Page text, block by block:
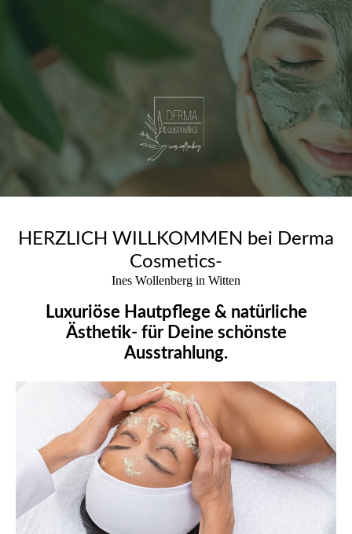
HERZLICH WILLKOMMEN bei Derma
Cosmetics-
Ines Wollenberg in Witten
Luxuriöse Hautpflege & natürliche
Ästhetik- für Deine schönste
Ausstrahlung.